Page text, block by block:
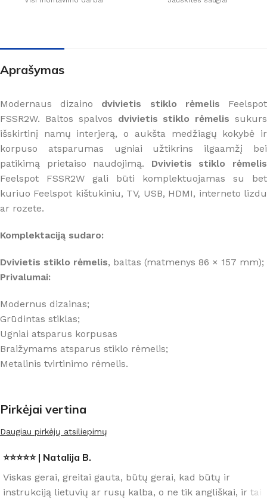
Aprašymas
Modernaus dizaino dvivietis stiklo rėmelis Feelspot
FSSR2W. Baltos spalvos dvivietis stiklo rėmelis sukurs
išskirtinį namų interjerą, o aukšta medžiagų kokybė ir
korpuso atsparumas ugniai užtikrins ilgaamžį bei
patikimą prietaiso naudojimą. Dvivietis stiklo rėmelis
Feelspot FSSR2W gali būti komplektuojamas su bet
kuriuo Feelspot kištukiniu, TV, USB, HDMI, interneto lizdu
ar rozete.
Komplektaciją sudaro:
Dvivietis stiklo rėmelis, baltas (matmenys 86 × 157 mm);
Privalumai:
Modernus dizainas;
Grūdintas stiklas;
Ugniai atsparus korpusas
Braižymams atsparus stiklo rėmelis;
Metalinis tvirtinimo rėmelis.
Pirkėjai vertina
Daugiau pirkėjų atsiliepimų
⭐⭐⭐⭐⭐ | Natalija B.
Viskas gerai, greitai gauta, būtų gerai, kad būtų ir
instrukciją lietuvių ar rusų kalba, o ne tik angliškai, ir tai